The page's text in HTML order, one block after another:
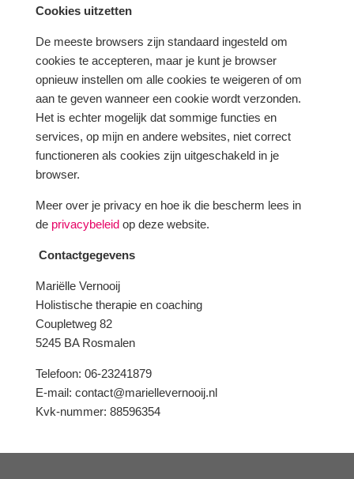
Cookies uitzetten
De meeste browsers zijn standaard ingesteld om
cookies te accepteren, maar je kunt je browser
opnieuw instellen om alle cookies te weigeren of om
aan te geven wanneer een cookie wordt verzonden.
Het is echter mogelijk dat sommige functies en
services, op mijn en andere websites, niet correct
functioneren als cookies zijn uitgeschakeld in je
browser.
Meer over je privacy en hoe ik die bescherm lees in
de privacybeleid op deze website.
Contactgegevens
Mariëlle Vernooij
Holistische therapie en coaching
Coupletweg 82
5245 BA Rosmalen
Telefoon: 06-23241879
E-mail: contact@mariellevernooij.nl
Kvk-nummer: 88596354